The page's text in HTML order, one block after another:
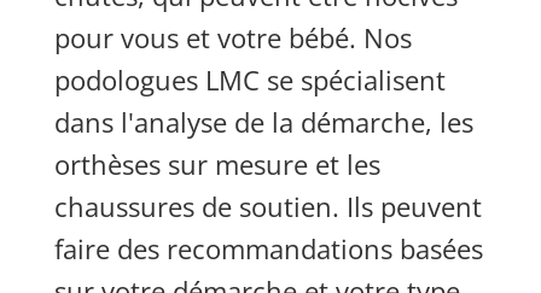
pour vous et votre bébé. Nos
podologues LMC se spécialisent
dans l'analyse de la démarche, les
orthèses sur mesure et les
chaussures de soutien. Ils peuvent
faire des recommandations basées